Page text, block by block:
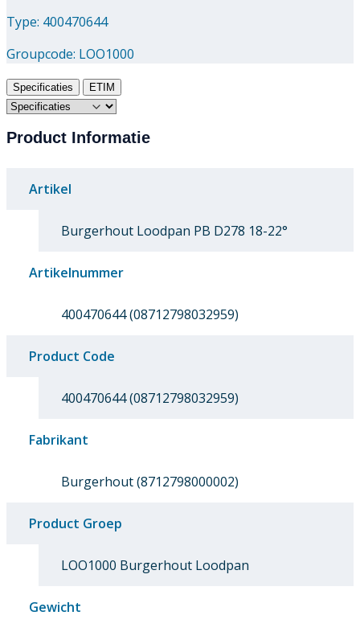
Type: 400470644
Groupcode: LOO1000
Specificaties ETIM
Product Informatie
Artikel
Burgerhout Loodpan PB D278 18-22°
Artikelnummer
400470644 (08712798032959)
Product Code
400470644 (08712798032959)
Fabrikant
Burgerhout (8712798000002)
Product Groep
LOO1000 Burgerhout Loodpan
Gewicht